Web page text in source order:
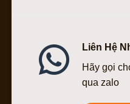
Liên Hệ
Hãy gọi
qua zalo